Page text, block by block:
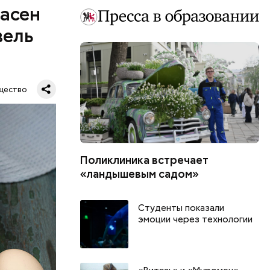
Поликлиника встречает
«ландышевым садом»
Студенты показали
эмоции через технологии